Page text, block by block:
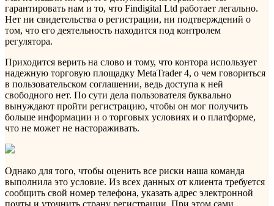
гарантировать нам и то, что Findigital Ltd работает легально.
Нет ни свидетельства о регистрации, ни подтверждений о
том, что его деятельность находится под контролем
регулятора.
Приходится верить на слово и тому, что контора использует
надежную торговую площадку MetaTrader 4, о чем говориться
в пользовательском соглашении, ведь доступа к ней
свободного нет. По сути дела пользователя буквально
вынуждают пройти регистрацию, чтобы он мог получить
больше информации и о торговых условиях и о платформе,
что не может не настораживать.
Однако для того, чтобы оценить все риски наша команда
выполнила это условие. Из всех данных от клиента требуется
сообщить свой номер телефона, указать адрес электронной